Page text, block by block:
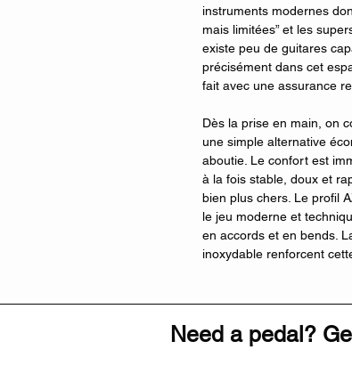
instruments modernes
mais limitées” et les
existe peu de guitares
précisément dans cet
fait avec une assurance
Dès la prise en main, on
une simple alternative
aboutie. Le confort est
à la fois stable, doux et
bien plus chers. Le profil
le jeu moderne et
en accords et en bends.
inoxydable renforcent
HSS associée au
couteau suisse sonore.
Need a pedal?